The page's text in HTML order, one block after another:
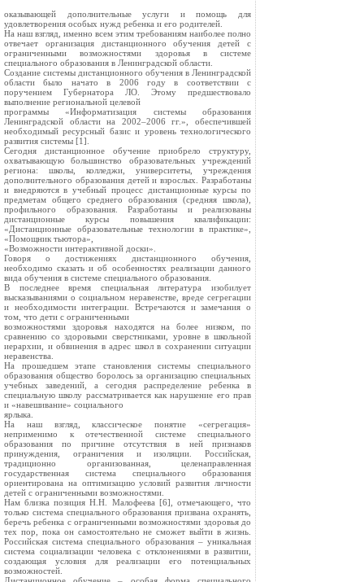
оказывающей дополнительные услуги и помощь для
удовлетворения особых нужд ребенка и его родителей.
На наш взгляд, именно всем этим требованиям наиболее полно
отвечает организация дистанционного обучения детей с
ограниченными возможностями здоровья в системе
специального образования в Ленинградской области.
Создание системы дистанционного обучения в Ленинградской
области было начато в 2006 году в соответствии с
поручением Губернатора ЛО. Этому предшествовало
выполнение региональной целевой
программы «Информатизация системы образования
Ленинградской области на 2002–2006 гг.», обеспечившей
необходимый ресурсный базис и уровень технологического
развития системы [1].
Сегодня дистанционное обучение приобрело структуру,
охватывающую большинство образовательных учреждений
региона: школы, колледжи, университеты, учреждения
дополнительного образования детей и взрослых. Разработаны
и внедряются в учебный процесс дистанционные курсы по
предметам общего среднего образования (средняя школа),
профильного образования. Разработаны и реализованы
дистанционные курсы повышения квалификации:
«Дистанционные образовательные технологии в практике»,
«Помощник тьютора»,
«Возможности интерактивной доски».
Говоря о достижениях дистанционного обучения,
необходимо сказать и об особенностях реализации данного
вида обучения в системе специального образования.
В последнее время специальная литература изобилует
высказываниями о социальном неравенстве, вреде сегрегации
и необходимости интеграции. Встречаются и замечания о
том, что дети с ограниченными
возможностями здоровья находятся на более низком, по
сравнению со здоровыми сверстниками, уровне в школьной
иерархии, и обвинения в адрес школ в сохранении ситуации
неравенства.
На прошедшем этапе становления системы специального
образования общество боролось за организацию специальных
учебных заведений, а сегодня распределение ребенка в
специальную школу рассматривается как нарушение его прав
и «навешивание» социального
ярлыка.
На наш взгляд, классическое понятие «сегрегация»
неприменимо к отечественной системе специального
образования по причине отсутствия в ней признаков
принуждения, ограничения и изоляции. Российская,
традиционно организованная, целенаправленная
государственная система специального образования
ориентирована на оптимизацию условий развития личности
детей с ограниченными возможностями.
Нам близка позиция Н.Н. Малофеева [6], отмечающего, что
только система специального образования призвана охранять,
беречь ребенка с ограниченными возможностями здоровья до
тех пор, пока он самостоятельно не сможет выйти в жизнь.
Российская система специального образования – уникальная
система социализации человека с отклонениями в развитии,
создающая условия для реализации его потенциальных
возможностей.